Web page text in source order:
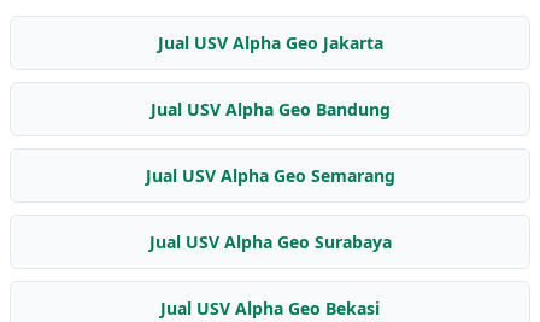
Jual USV Alpha Geo Jakarta
Jual USV Alpha Geo Bandung
Jual USV Alpha Geo Semarang
Jual USV Alpha Geo Surabaya
Jual USV Alpha Geo Bekasi